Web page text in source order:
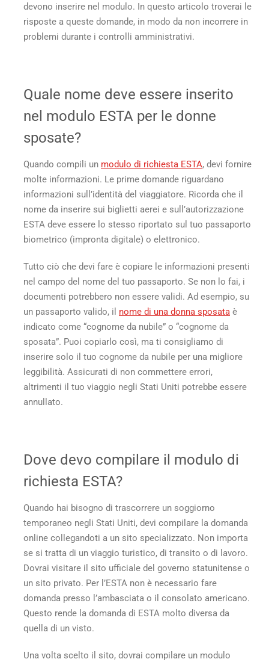
devono inserire nel modulo. In questo articolo troverai le
risposte a queste domande, in modo da non incorrere in
problemi durante i controlli amministrativi.
Quale nome deve essere inserito
nel modulo ESTA per le donne
sposate?
Quando compili un modulo di richiesta ESTA, devi fornire
molte informazioni. Le prime domande riguardano
informazioni sull’identità del viaggiatore. Ricorda che il
nome da inserire sui biglietti aerei e sull’autorizzazione
ESTA deve essere lo stesso riportato sul tuo passaporto
biometrico (impronta digitale) o elettronico.
Tutto ciò che devi fare è copiare le informazioni presenti
nel campo del nome del tuo passaporto. Se non lo fai, i
documenti potrebbero non essere validi. Ad esempio, su
un passaporto valido, il nome di una donna sposata è
indicato come “cognome da nubile” o “cognome da
sposata”. Puoi copiarlo così, ma ti consigliamo di
inserire solo il tuo cognome da nubile per una migliore
leggibilità. Assicurati di non commettere errori,
altrimenti il tuo viaggio negli Stati Uniti potrebbe essere
annullato.
Dove devo compilare il modulo di
richiesta ESTA?
Quando hai bisogno di trascorrere un soggiorno
temporaneo negli Stati Uniti, devi compilare la domanda
online collegandoti a un sito specializzato. Non importa
se si tratta di un viaggio turistico, di transito o di lavoro.
Dovrai visitare il sito ufficiale del governo statunitense o
un sito privato. Per l’ESTA non è necessario fare
domanda presso l’ambasciata o il consolato americano.
Questo rende la domanda di ESTA molto diversa da
quella di un visto.
Una volta scelto il sito, dovrai compilare un modulo